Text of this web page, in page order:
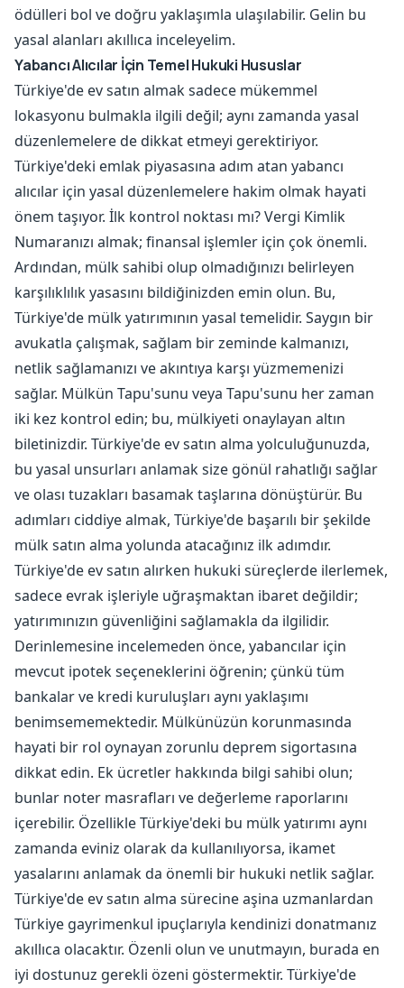
ödülleri bol ve doğru yaklaşımla ulaşılabilir. Gelin bu
yasal alanları akıllıca inceleyelim.
Yabancı Alıcılar İçin Temel Hukuki Hususlar
Türkiye'de ev satın almak sadece mükemmel
lokasyonu bulmakla ilgili değil; aynı zamanda yasal
düzenlemelere de dikkat etmeyi gerektiriyor.
Türkiye'deki emlak piyasasına adım atan yabancı
alıcılar için yasal düzenlemelere hakim olmak hayati
önem taşıyor. İlk kontrol noktası mı? Vergi Kimlik
Numaranızı almak; finansal işlemler için çok önemli.
Ardından, mülk sahibi olup olmadığınızı belirleyen
karşılıklılık yasasını bildiğinizden emin olun. Bu,
Türkiye'de mülk yatırımının yasal temelidir. Saygın bir
avukatla çalışmak, sağlam bir zeminde kalmanızı,
netlik sağlamanızı ve akıntıya karşı yüzmemenizi
sağlar. Mülkün Tapu'sunu veya Tapu'sunu her zaman
iki kez kontrol edin; bu, mülkiyeti onaylayan altın
biletinizdir. Türkiye'de ev satın alma yolculuğunuzda,
bu yasal unsurları anlamak size gönül rahatlığı sağlar
ve olası tuzakları basamak taşlarına dönüştürür. Bu
adımları ciddiye almak, Türkiye'de başarılı bir şekilde
mülk satın alma yolunda atacağınız ilk adımdır.
Türkiye'de ev satın alırken hukuki süreçlerde ilerlemek,
sadece evrak işleriyle uğraşmaktan ibaret değildir;
yatırımınızın güvenliğini sağlamakla da ilgilidir.
Derinlemesine incelemeden önce, yabancılar için
mevcut ipotek seçeneklerini öğrenin; çünkü tüm
bankalar ve kredi kuruluşları aynı yaklaşımı
benimsememektedir. Mülkünüzün korunmasında
hayati bir rol oynayan zorunlu deprem sigortasına
dikkat edin. Ek ücretler hakkında bilgi sahibi olun;
bunlar noter masrafları ve değerleme raporlarını
içerebilir. Özellikle Türkiye'deki bu mülk yatırımı aynı
zamanda eviniz olarak da kullanılıyorsa, ikamet
yasalarını anlamak da önemli bir hukuki netlik sağlar.
Türkiye'de ev satın alma sürecine aşina uzmanlardan
Türkiye gayrimenkul ipuçlarıyla kendinizi donatmanız
akıllıca olacaktır. Özenli olun ve unutmayın, burada en
iyi dostunuz gerekli özeni göstermektir. Türkiye'de